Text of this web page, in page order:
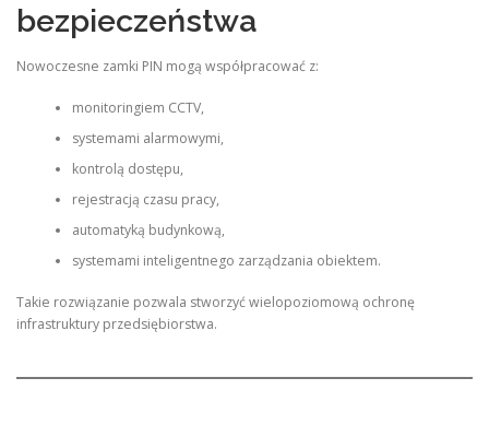
bezpieczeństwa
Nowoczesne zamki PIN mogą współpracować z:
monitoringiem CCTV,
systemami alarmowymi,
kontrolą dostępu,
rejestracją czasu pracy,
automatyką budynkową,
systemami inteligentnego zarządzania obiektem.
Takie rozwiązanie pozwala stworzyć wielopoziomową ochronę
infrastruktury przedsiębiorstwa.